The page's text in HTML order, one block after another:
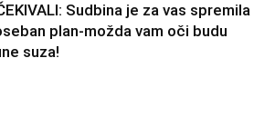
Sudbina je za vas spremila
plan-možda vam oči budu
suza!